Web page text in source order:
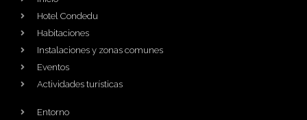
Hotel Condedu
Habitaciones
Instalaciones y zonas comunes
Eventos
Actividades turísticas
Entorno